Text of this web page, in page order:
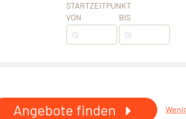
STARTZEITPUNKT
VON
BIS
Angebote finden